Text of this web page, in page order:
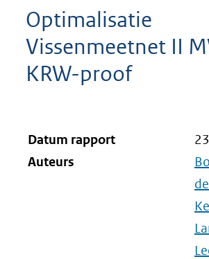
Optimalisatie
Vissenmeetnet II
KRW-proof
Datum rapport
Auteurs